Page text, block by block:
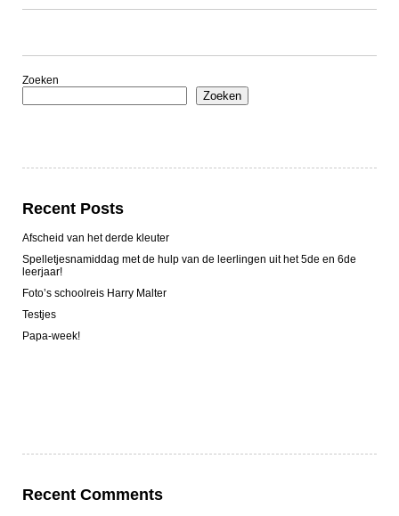
Zoeken
Zoeken
Recent Posts
Afscheid van het derde kleuter
Spelletjesnamiddag met de hulp van de leerlingen uit het 5de en 6de
leerjaar!
Foto’s schoolreis Harry Malter
Testjes
Papa-week!
Recent Comments